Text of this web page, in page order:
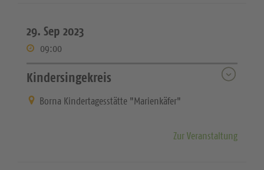
29. Sep 2023
09:00
Kindersingekreis
Borna Kindertagesstätte "Marienkäfer"
Zur Veranstaltung